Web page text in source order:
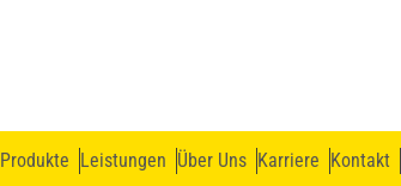
Produkte Leistungen Über Uns Karriere Kontakt